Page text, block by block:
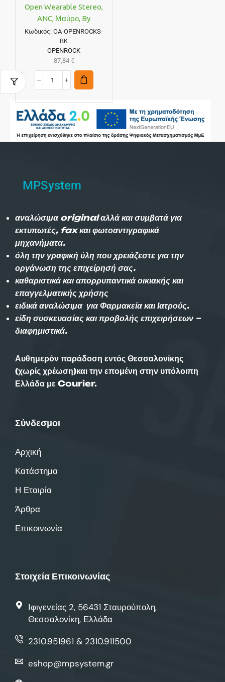
Open Wearable Stereo,
ANC, Μαύρο, By
OneOdio
Κωδικός:OA-OPENROCKS-
BK
OPENROCK
87,84 €
MPSystem
αναλώσιμα original αλλά και συμβατά για
εκτυπωτές, fax και φωτοαντιγραφικά
μηχανήματα.
όλη την γραφική ύλη που χρειάζεστε για την
οργάνωση της επιχείρησή σας.
καθαριστικά και απορρυπαντικά οικιακής και
επαγγελματικής χρήσης
ειδικά αναλώσιμα για Φαρμακεία και Ιατρούς.
είδη συσκευασίας και προβολής επιχειρήσεων –
διαφημιστικά.
Αυθημερόν παράδοση εντός Θεσσαλονίκης
(χωρίς χρέωση)και την επομένη στην υπόλοιπη
Ελλάδα με Courier.
Σύνδεσμοι
Αρχική
Κατάστημα
Η Εταιρία
Άρθρα
Επικοινωνία
Στοιχεία Επικοινωνίας
Ιφιγενείας 2, 56431 Σταυρούπολη,
Θεσσαλονίκη, Ελλάδα
2310.951961 & 2310.911500
eshop@mpsystem.gr